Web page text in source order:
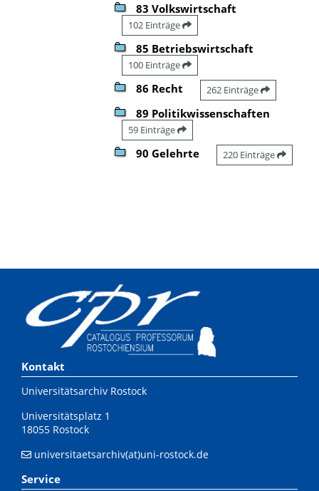
83 Volkswirtschaft
102 Einträge
85 Betriebswirtschaft
100 Einträge
86 Recht 262 Einträge
89 Politikwissenschaften
59 Einträge
90 Gelehrte 220 Einträge
Kontakt
Universitätsarchiv Rostock
Universitätsplatz 1
18055 Rostock
universitaetsarchiv(at)uni-rostock.de
Service